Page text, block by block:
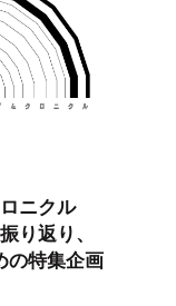
ニクル
り返り、
の特集企画